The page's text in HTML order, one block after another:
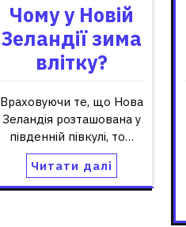
Чому у Новій
Зеландії зима
влітку?
Враховуючи те, що Нова
Зеландія розташована у
південній півкулі, то…
Читати далі